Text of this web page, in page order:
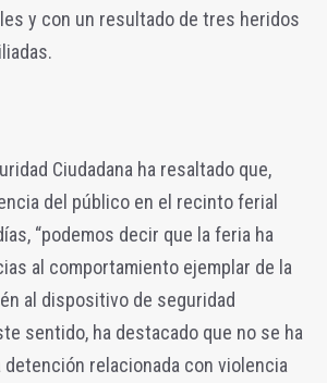
y con un resultado de tres heridos
Ciudadana ha resaltado que,
del público en el recinto ferial
“podemos decir que la feria ha
al comportamiento ejemplar de la
al dispositivo de seguridad
sentido, ha destacado que no se ha
relacionada con violencia